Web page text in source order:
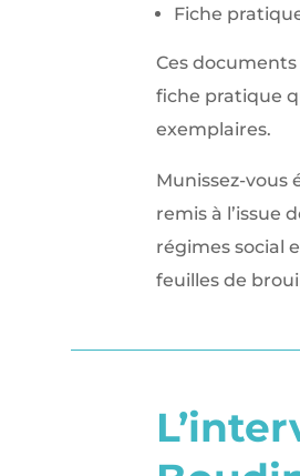
Fiche
Ces
fiche pratique
exemplaires.
Munissez-vous
remis à l’issue
régimes social
feuilles de